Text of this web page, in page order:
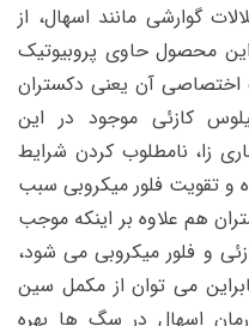
گوارشی مانند اسهال، از
این محصول حاوی پروبیوتیک
اختصاصی آن یعنی دکستران
کازئی موجود در این
زا، نامطلوب کردن شرایط
و تقویت فلور میکروبی سبب
هم علاوه بر اینکه موجب
و فلور میکروبی می شود،
می توان از مکمل سین
اسهال در سگ ها بهره